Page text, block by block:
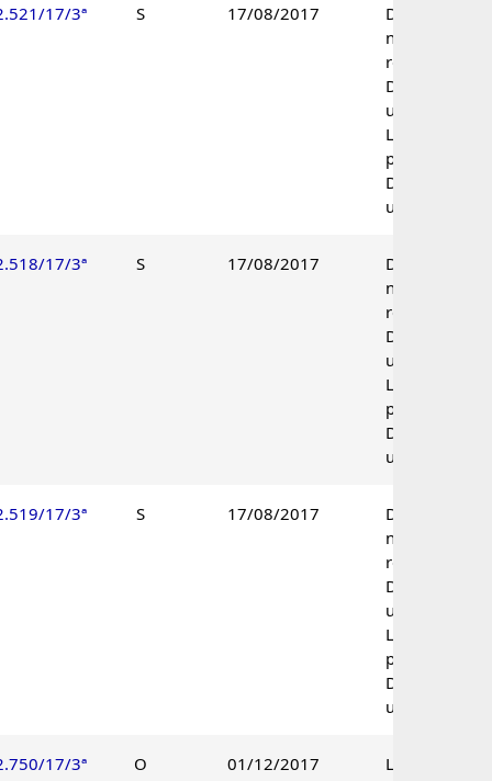
17/3ª S 17/08/2017
Decadência
não
reconhecida.
Decisão
unânime.
Lançamento
procedente.
Decisão
unânime.
17/3ª S 17/08/2017
Decadência
não
reconhecida.
Decisão
unânime.
Lançamento
procedente.
Decisão
unânime.
17/3ª S 17/08/2017
Decadência
não
reconhecida.
Decisão
unânime.
Lançamento
procedente.
Decisão
unânime.
17/3ª O 01/12/2017
Lançamento